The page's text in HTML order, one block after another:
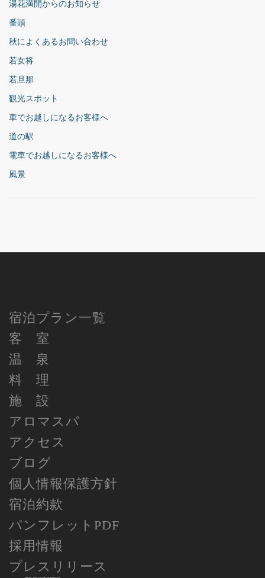
湯花満開からのお知らせ
番頭
秋によくあるお問い合わせ
若女将
若旦那
観光スポット
車でお越しになるお客様へ
道の駅
電車でお越しになるお客様へ
風景
宿泊プラン一覧
客 室
温 泉
料 理
施 設
アロマスパ
アクセス
ブログ
個人情報保護方針
宿泊約款
パンフレットPDF
採用情報
プレスリリース